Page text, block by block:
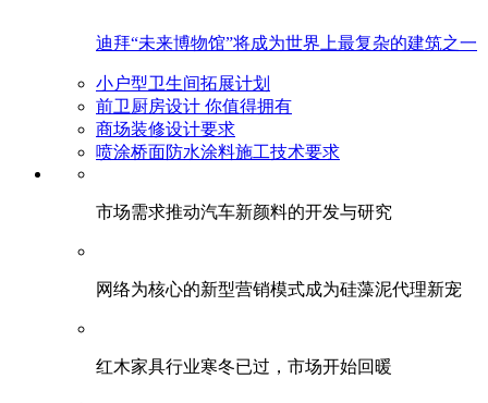
迪拜“未来博物馆”将成为世界上最复杂的建筑之一
小户型卫生间拓展计划
前卫厨房设计 你值得拥有
商场装修设计要求
喷涂桥面防水涂料施工技术要求
市场需求推动汽车新颜料的开发与研究
网络为核心的新型营销模式成为硅藻泥代理新宠
红木家具行业寒冬已过，市场开始回暖